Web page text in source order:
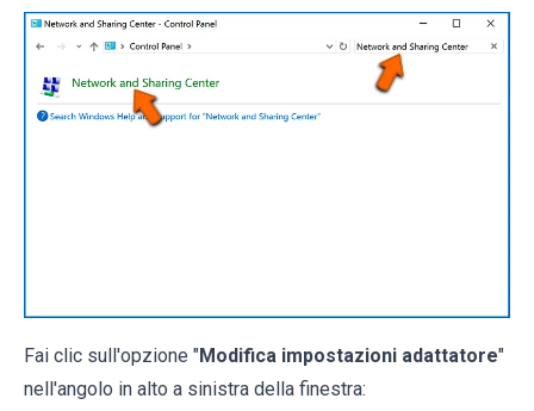
Fai clic sull'opzione "Modifica impostazioni adattatore"
nell'angolo in alto a sinistra della finestra: